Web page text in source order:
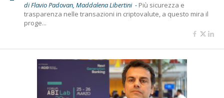
di Flavio Padovan, Maddalena Libertini - Più sicurezza e
trasparenza nelle transazioni in criptovalute, a questo mira il
proge...